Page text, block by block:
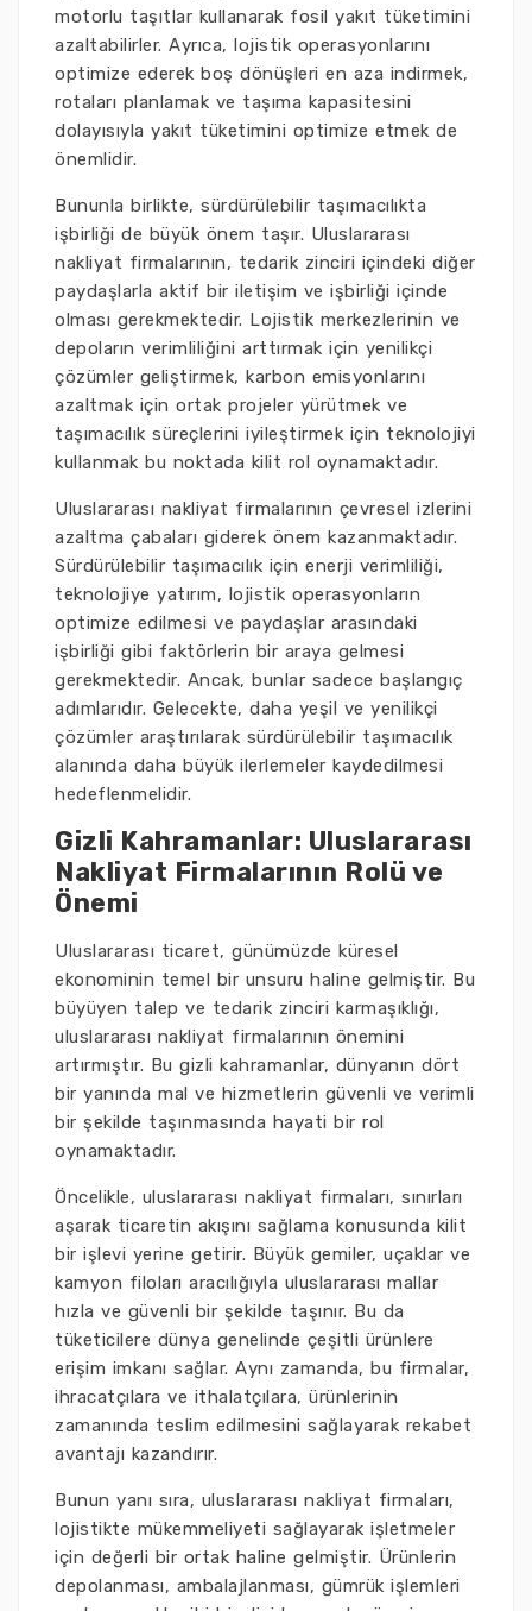
motorlu taşıtlar kullanarak fosil yakıt tüketimini
azaltabilirler. Ayrıca, lojistik operasyonlarını
optimize ederek boş dönüşleri en aza indirmek,
rotaları planlamak ve taşıma kapasitesini
dolayısıyla yakıt tüketimini optimize etmek de
önemlidir.
Bununla birlikte, sürdürülebilir taşımacılıkta
işbirliği de büyük önem taşır. Uluslararası
nakliyat firmalarının, tedarik zinciri içindeki diğer
paydaşlarla aktif bir iletişim ve işbirliği içinde
olması gerekmektedir. Lojistik merkezlerinin ve
depoların verimliliğini arttırmak için yenilikçi
çözümler geliştirmek, karbon emisyonlarını
azaltmak için ortak projeler yürütmek ve
taşımacılık süreçlerini iyileştirmek için teknolojiyi
kullanmak bu noktada kilit rol oynamaktadır.
Uluslararası nakliyat firmalarının çevresel izlerini
azaltma çabaları giderek önem kazanmaktadır.
Sürdürülebilir taşımacılık için enerji verimliliği,
teknolojiye yatırım, lojistik operasyonların
optimize edilmesi ve paydaşlar arasındaki
işbirliği gibi faktörlerin bir araya gelmesi
gerekmektedir. Ancak, bunlar sadece başlangıç
adımlarıdır. Gelecekte, daha yeşil ve yenilikçi
çözümler araştırılarak sürdürülebilir taşımacılık
alanında daha büyük ilerlemeler kaydedilmesi
hedeflenmelidir.
Gizli Kahramanlar: Uluslararası
Nakliyat Firmalarının Rolü ve
Önemi
Uluslararası ticaret, günümüzde küresel
ekonominin temel bir unsuru haline gelmiştir. Bu
büyüyen talep ve tedarik zinciri karmaşıklığı,
uluslararası nakliyat firmalarının önemini
artırmıştır. Bu gizli kahramanlar, dünyanın dört
bir yanında mal ve hizmetlerin güvenli ve verimli
bir şekilde taşınmasında hayati bir rol
oynamaktadır.
Öncelikle, uluslararası nakliyat firmaları, sınırları
aşarak ticaretin akışını sağlama konusunda kilit
bir işlevi yerine getirir. Büyük gemiler, uçaklar ve
kamyon filoları aracılığıyla uluslararası mallar
hızla ve güvenli bir şekilde taşınır. Bu da
tüketicilere dünya genelinde çeşitli ürünlere
erişim imkanı sağlar. Aynı zamanda, bu firmalar,
ihracatçılara ve ithalatçılara, ürünlerinin
zamanında teslim edilmesini sağlayarak rekabet
avantajı kazandırır.
Bunun yanı sıra, uluslararası nakliyat firmaları,
lojistikte mükemmeliyeti sağlayarak işletmeler
için değerli bir ortak haline gelmiştir. Ürünlerin
depolanması, ambalajlanması, gümrük işlemleri